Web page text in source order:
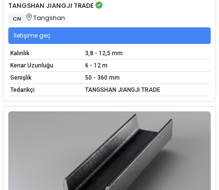
TANGSHAN JIANGJI TRADE
CN Tangshan
İletişime geç
Kalınlık
3,8 - 12,5 mm
Kenar Uzunluğu
6 - 12 m
Genişlik
50 - 360 mm
Tedarikçi
TANGSHAN JIANGJI TRADE